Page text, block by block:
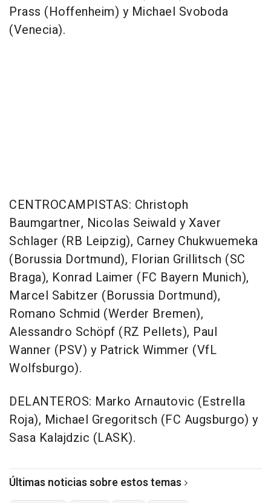
Prass (Hoffenheim) y Michael Svoboda
(Venecia).
CENTROCAMPISTAS: Christoph
Baumgartner, Nicolas Seiwald y Xaver
Schlager (RB Leipzig), Carney Chukwuemeka
(Borussia Dortmund), Florian Grillitsch (SC
Braga), Konrad Laimer (FC Bayern Munich),
Marcel Sabitzer (Borussia Dortmund),
Romano Schmid (Werder Bremen),
Alessandro Schöpf (RZ Pellets), Paul
Wanner (PSV) y Patrick Wimmer (VfL
Wolfsburgo).
DELANTEROS: Marko Arnautovic (Estrella
Roja), Michael Gregoritsch (FC Augsburgo) y
Sasa Kalajdzic (LASK).
Últimas noticias sobre estos temas